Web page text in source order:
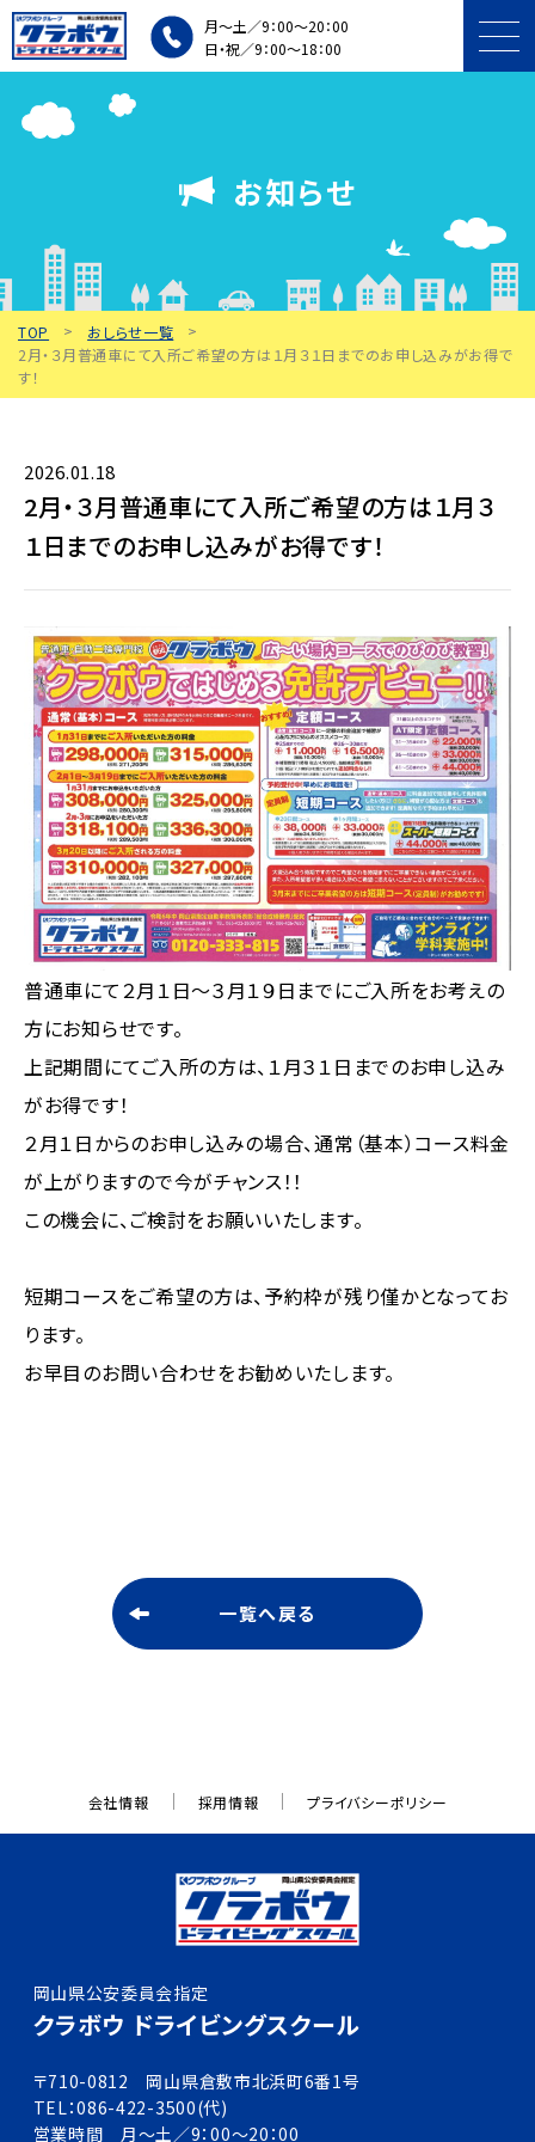
月～土／9：00～20：00
日・祝／9：00～18：00
入所条件・手続き
教習中の方
よくある質問
入所申込み
資料請求
お問い合わせ
採用情報
0120-333-815
お知らせ
TOP
おしらせ一覧
2月・３月普通車にて入所ご希望の方は１月３１日までのお申し込みがお得で
す！
2026.01.18
2月・３月普通車にて入所ご希望の方は１月３
１日までのお申し込みがお得です！
普通車にて２月１日～３月１９日までにご入所をお考えの
方にお知らせです。
上記期間にてご入所の方は、１月３１日までのお申し込み
がお得です！
２月１日からのお申し込みの場合、通常（基本）コース料金
が上がりますので今がチャンス！！
この機会に、ご検討をお願いいたします。
短期コースをご希望の方は、予約枠が残り僅かとなってお
ります。
お早目のお問い合わせをお勧めいたします。
一覧へ戻る
会社情報 採用情報 プライバシーポリシー
岡山県公安委員会指定
クラボウ ドライビングスクール
〒710-0812 岡山県倉敷市北浜町6番1号
TEL：086-422-3500(代)
営業時間 月～土／9：00～20：00